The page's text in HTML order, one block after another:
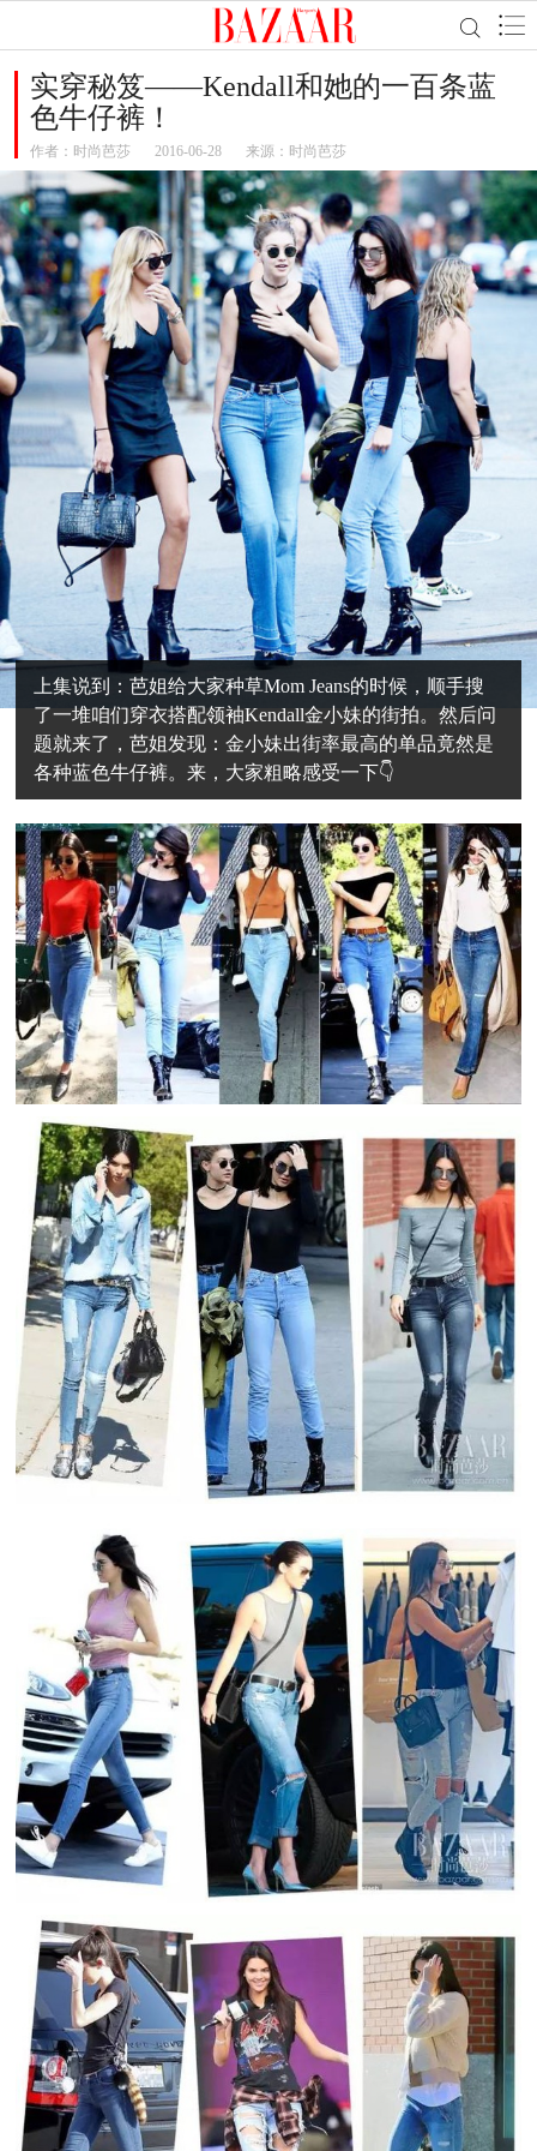
实穿秘笈——Kendall和她的一百条蓝
色牛仔裤！
作者： 时尚芭莎 2016-06-28 来源：时尚芭莎
上集说到：芭姐给大家种草Mom Jeans的时候，顺手搜
了一堆咱们穿衣搭配领袖Kendall金小妹的街拍。然后问
题就来了，芭姐发现：金小妹出街率最高的单品竟然是
各种蓝色牛仔裤。来，大家粗略感受一下👇